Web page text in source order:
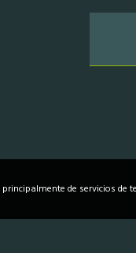
de servicios de